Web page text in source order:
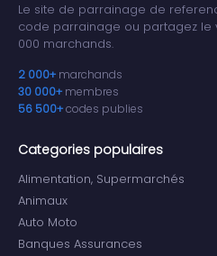
Le site de parrainage de
code parrainage ou partagez le
000 marchands.
2 000+ marchands
30 000+ membres
56 500+codes publies
Categories populaires
Alimentation, Supermarchés
Animaux
Auto Moto
Banques Assurances